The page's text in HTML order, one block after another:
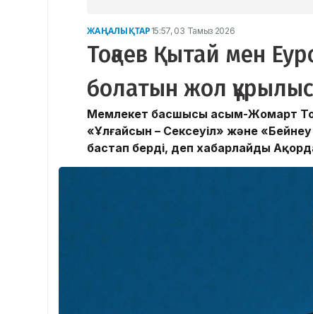
ЖАҢАЛЫҚТАР 15:57, 03 Тамыз 2026
Тоқаев Қытай мен
болатын жол
Мемлекет басшысы Қасым-Жомарт
«Ұлғайсын – Сексеуіл» және
бастап берді, деп хабарлайды